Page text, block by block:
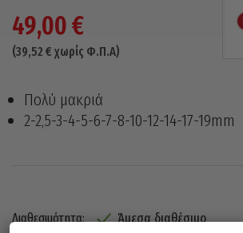
49,00€
(39,52 € χωρίς Φ.Π.Α)
Πολύ μακριά
2-2,5-3-4-5-6-7-8-10-12-14-17-19mm
Διαθεσιμότητα: Άμεσα διαθέσιμο